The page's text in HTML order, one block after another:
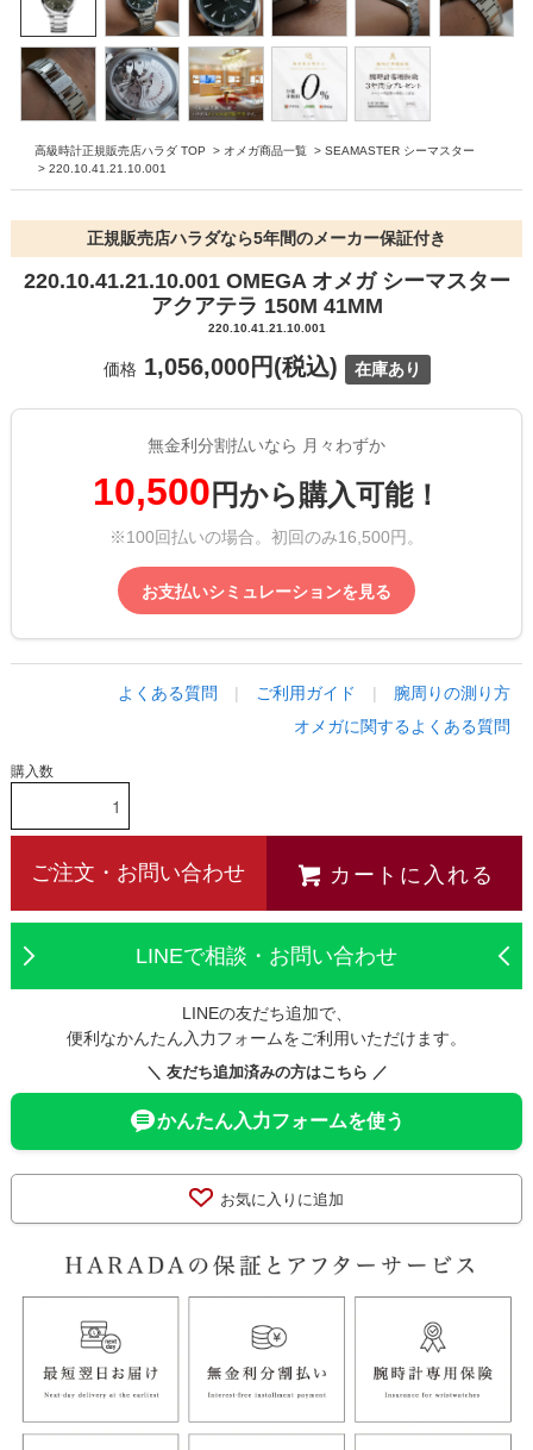
高級時計正規販売店ハラダ TOP > オメガ商品一覧 > SEAMASTER シーマスター
> 220.10.41.21.10.001
正規販売店ハラダなら5年間のメーカー保証付き
220.10.41.21.10.001 OMEGA オメガ シーマスター
アクアテラ 150M 41MM
220.10.41.21.10.001
価格1,056,000円(税込) 在庫あり
無金利分割払いなら 月々わずか
10,500 円から購入可能！
※100回払いの場合。初回のみ16,500円。
お支払いシミュレーションを見る
よくある質問 | ご利用ガイド | 腕周りの測り方
オメガに関するよくある質問
購入数
ご注文・お問い合わせ カートに入れる
LINEで相談・お問い合わせ
LINEの友だち追加で、
便利なかんたん入力フォームをご利用いただけます。
＼ 友だち追加済みの方はこちら ／
かんたん入力フォームを使う
お気に入りに追加